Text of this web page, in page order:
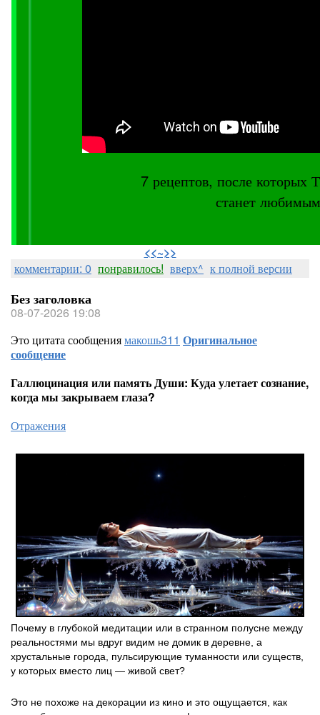
7 рецептов, после
станет
<<~>>
комментарии: 0 понравилось! вверх^ к полной версии
Без заголовка
08-07-2026 19:08
Это цитата сообщениямакошь311 Оригинальное
сообщение
Галлюцинация или память Души: Куда улетает сознание,
когда мы закрываем глаза?
Отражения
Почему в глубокой медитации или в странном полусне между
реальностями мы вдруг видим не домик в деревне, а
хрустальные города, пульсирующие туманности или существ,
у которых вместо лиц — живой свет?
Это не похоже на декорации из кино и это ощущается, как